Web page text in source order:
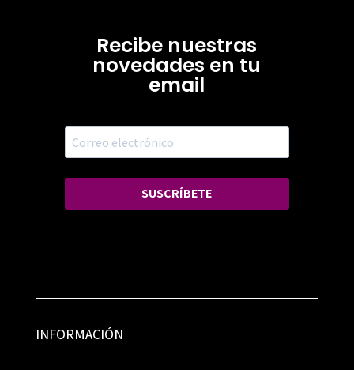
Recibe nuestras
novedades en tu
email
SUSCRÍBETE
INFORMACIÓN